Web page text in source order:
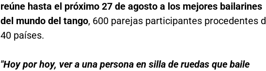
reúne hasta el próximo 27 de agosto a los mejores bailarines
del mundo del tango, 600 parejas participantes procedentes
40 países.
"Hoy por hoy, ver a una persona en silla de ruedas que baile